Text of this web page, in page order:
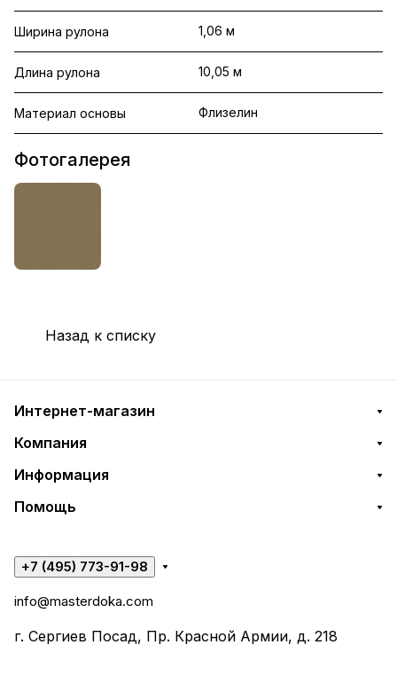
Ширина рулона 1,06 м
Длина рулона 10,05 м
Материал основы Флизелин
Фотогалерея
Назад к списку
Интернет-магазин
Компания
Информация
Помощь
+7 (495) 773-91-98
info@masterdoka.com
г. Сергиев Посад, Пр. Красной Армии, д. 218